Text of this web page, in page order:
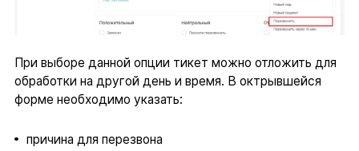
При выборе данной опции тикет можно отложить для
обработки на другой день и время. В октрывшейся
форме необходимо указать:
причина для перезвона